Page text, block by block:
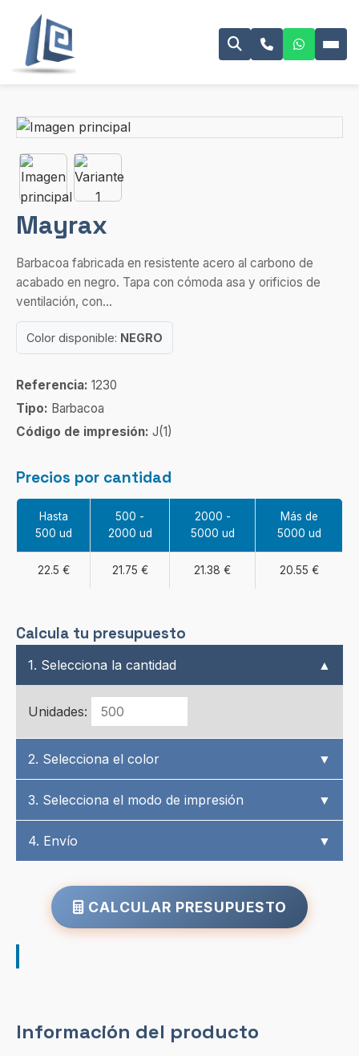
Mayrax
Barbacoa fabricada en resistente acero al carbono de
acabado en negro. Tapa con cómoda asa y orificios de
ventilación, con...
Color disponible: NEGRO
Referencia: 1230
Tipo: Barbacoa
Código de impresión: J(1)
Precios por cantidad
Hasta
500 ud
500 -
2000 ud
2000 -
5000 ud
Más de
5000 ud
22.5 € 21.75 € 21.38 € 20.55 €
Calcula tu presupuesto
1. Selecciona la cantidad ▲
Unidades:
2. Selecciona el color ▼
3. Selecciona el modo de impresión ▼
4. Envío ▼
CALCULAR PRESUPUESTO
Información del producto